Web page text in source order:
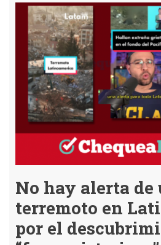
No hay alerta de
terremoto en
por el